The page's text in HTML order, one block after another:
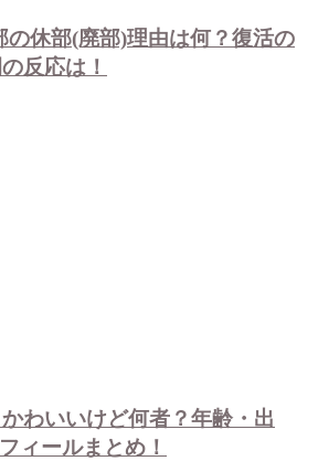
の休部(廃部)理由は何？復活の
反応は！
わいいけど何者？年齢・出
ィールまとめ！